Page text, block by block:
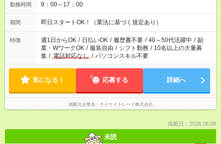
勤務時間 9：00～17：00
期間 即日スタートOK！（業法に基づく規定あり）
特徴 週1日からOK / 日払いOK / 履歴書不要 / 40～50代活躍中 / 副
業・WワークOK / 服装自由 / シフト勤務 / 10名以上の大量募
集 / 電話対応なし / パソコンスキル不要
気になる！ 応募する 詳細へ
掲載元企業名 テイケイトレード株式会社
掲載日：2026.08.08
未読